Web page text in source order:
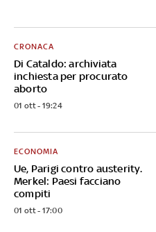
Di Cataldo: archiviata
inchiesta per procurato
aborto
CRONACA
01 ott - 19:24
Ue, Parigi contro austerity.
Merkel: Paesi facciano
compiti
ECONOMIA
01 ott - 17:00